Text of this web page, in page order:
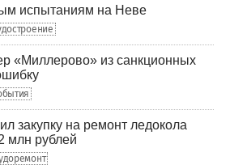
испытаниям на Неве
«Миллерово» из санкционных
закупку на ремонт ледокола
млн рублей